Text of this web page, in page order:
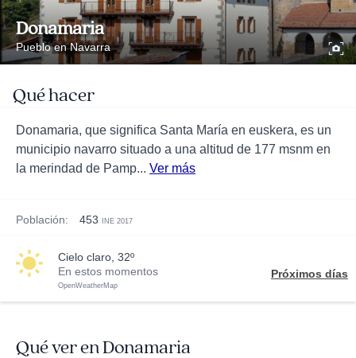
Donamaria
Pueblo en Navarra
Qué hacer
Donamaria, que significa Santa María en euskera, es un
municipio navarro situado a una altitud de 177 msnm en
la merindad de Pamp... Ver más
Población: 453 INE 2017
cielo claro, 32º
En estos momentos
OpenWeatherMap
Próximos días
Qué ver en Donamaria